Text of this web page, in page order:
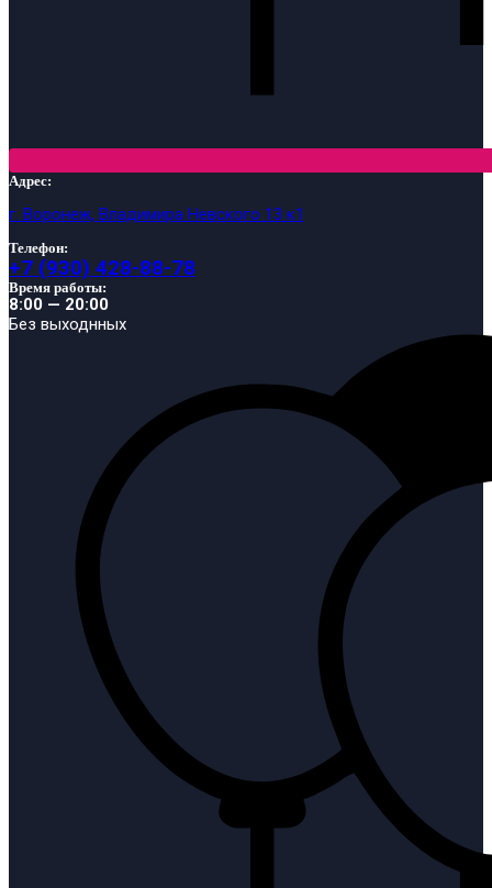
Адрес:
г. Воронеж, Владимира Невского 13 к1
Телефон:
+7 (930) 428-88-78
Время работы:
8:00 — 20:00
Без выходнных